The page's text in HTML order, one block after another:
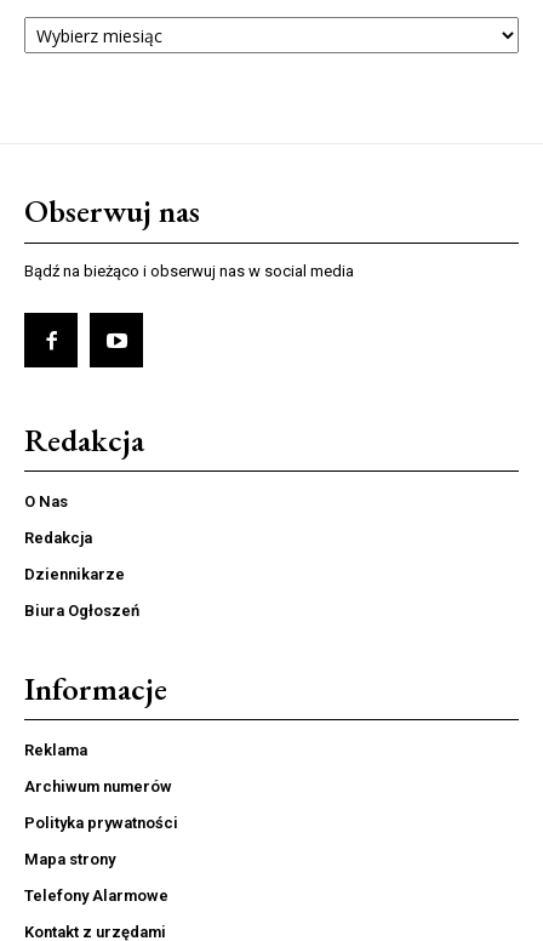
ARCHIWUM
NUMERÓW
Obserwuj nas
Bądź na bieżąco i obserwuj nas w social media
Redakcja
O Nas
Redakcja
Dziennikarze
Biura Ogłoszeń
Informacje
Reklama
Archiwum numerów
Polityka prywatności
Mapa strony
Telefony Alarmowe
Kontakt z urzędami